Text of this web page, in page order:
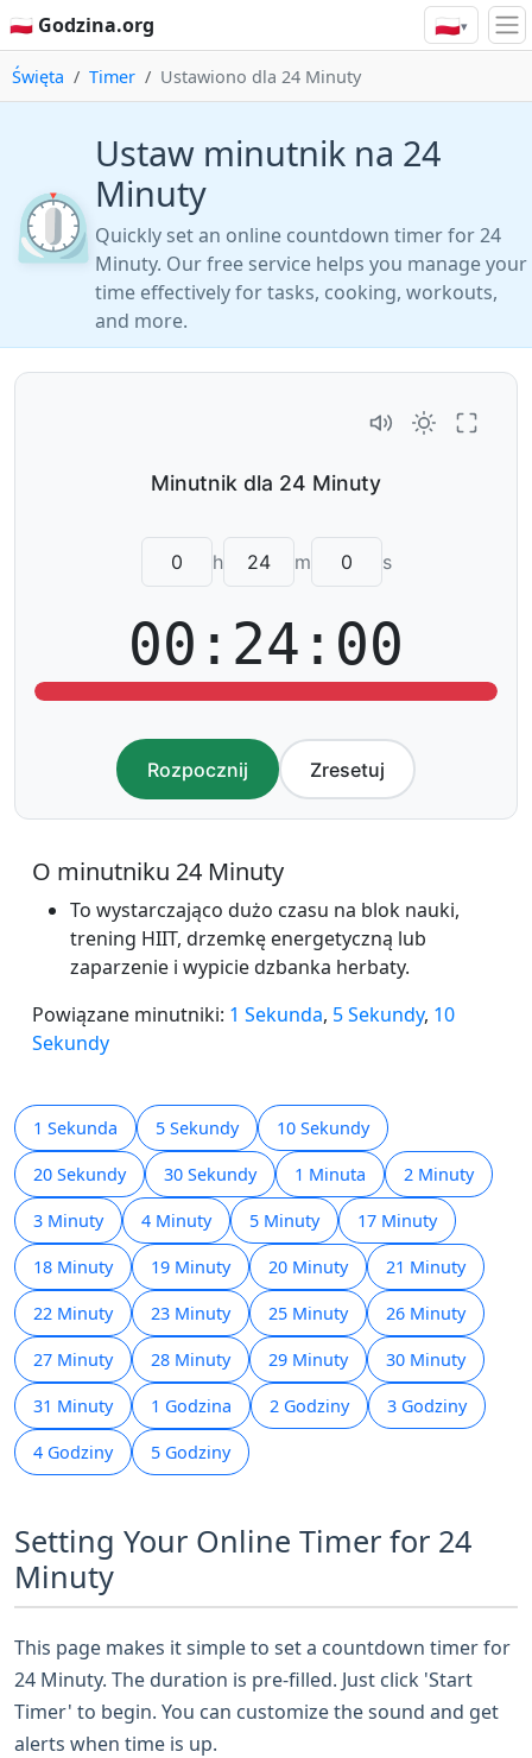
🇵🇱 Godzina.org 🇵🇱▾
Święta Timer Ustawiono dla 24 Minuty
⏲️
Ustaw minutnik na 24
Minuty
Quickly set an online countdown timer for 24
Minuty. Our free service helps you manage your
time effectively for tasks, cooking, workouts,
and more.
h m s
00:24:00
Rozpocznij Zresetuj
O minutniku 24 Minuty
To wystarczająco dużo czasu na blok nauki,
trening HIIT, drzemkę energetyczną lub
zaparzenie i wypicie dzbanka herbaty.
Powiązane minutniki: 1 Sekunda, 5 Sekundy, 10
Sekundy
1 Sekunda 5 Sekundy 10 Sekundy
20 Sekundy 30 Sekundy 1 Minuta 2 Minuty
3 Minuty 4 Minuty 5 Minuty 17 Minuty
18 Minuty 19 Minuty 20 Minuty 21 Minuty
22 Minuty 23 Minuty 25 Minuty 26 Minuty
27 Minuty 28 Minuty 29 Minuty 30 Minuty
31 Minuty 1 Godzina 2 Godziny 3 Godziny
4 Godziny 5 Godziny
Setting Your Online Timer for 24
Minuty
This page makes it simple to set a countdown timer for
24 Minuty. The duration is pre-filled. Just click 'Start
Timer' to begin. You can customize the sound and get
alerts when time is up.